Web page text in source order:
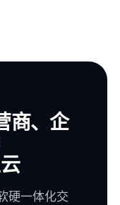
商、企
硬一体化交